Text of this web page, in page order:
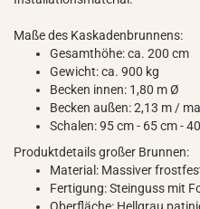
Maße des Kaskadenbrunnens:
Gesamthöhe: ca. 200 cm
Gewicht: ca. 900 kg
Becken innen: 1,80 m Ø
Becken außen: 2,13 m /
Schalen: 95 cm - 65 cm -
Produktdetails großer Brunnen:
Material: Massiver
Fertigung: Steinguss mit